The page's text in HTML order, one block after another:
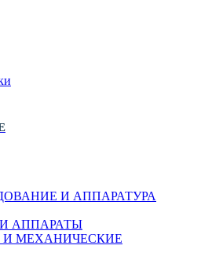
И АППАРАТУРА
АППАРАТЫ
И МЕХАНИЧЕСКИЕ